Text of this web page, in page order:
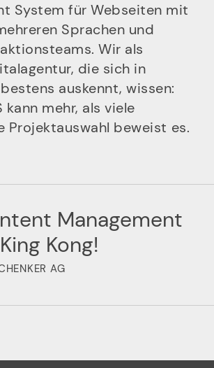
System für Webseiten mit
Sprachen und
Wir als
die sich in
auskennt, wissen:
kann mehr, als viele
Projektauswahl beweist es.
Management
Kong!
AG